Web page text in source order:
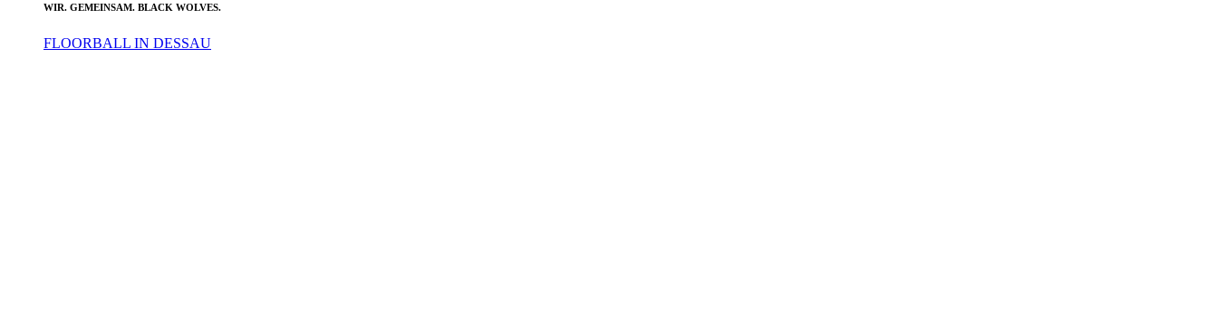
WIR. GEMEINSAM. BLACK WOLVES.
FLOORBALL IN DESSAU